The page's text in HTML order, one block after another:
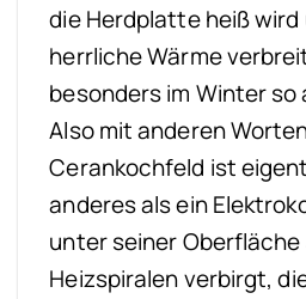
die Herdplatte heiß wird
herrliche Wärme
besonders im Winter so
Also mit anderen
Cerankochfeld ist
anderes als ein
unter seiner Oberfläche
Heizspiralen verbirgt,